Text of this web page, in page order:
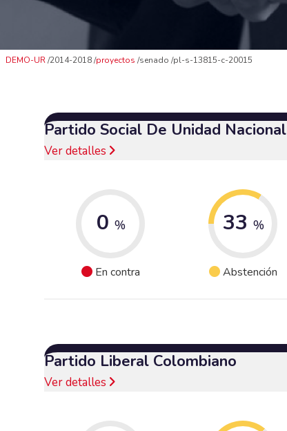
DEMO-UR 2014-2018 proyectos senado pl-s-13815-c-20015
Partido Social De Unidad Nacional
Ver detalles
0 %
En contra
33 %
Abstención
Partido Liberal Colombiano
Ver detalles